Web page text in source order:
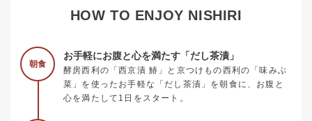
HOW TO ENJOY NISHIRI
朝食
お手軽にお腹と心を満たす「だし茶漬」
酵房西利の「西京漬 鰆」と京つけもの西利の「味みぶ
菜」を使ったお手軽な「だし茶漬」を朝食に、お腹と
心を満たして1日をスタート。